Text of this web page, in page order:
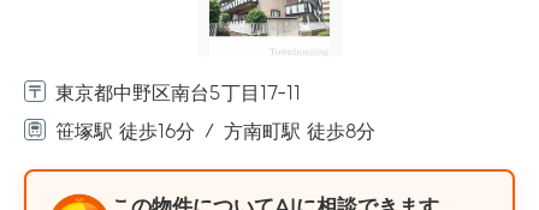
東京都中野区南台5丁目17-11
笹塚駅 徒歩16分
方南町駅 徒歩8分